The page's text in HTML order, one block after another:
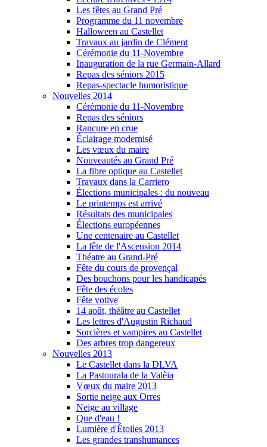
Les fêtes au Grand Pré
Programme du 11 novembre
Halloween au Castellet
Travaux au jardin de Clément
Cérémonie du 11-Novembre
Inauguration de la rue Germain-Allard
Repas des séniors 2015
Repas-spectacle humoristique
Nouvelles 2014
Cérémonie du 11-Novembre
Repas des séniors
Rancure en crue
Éclairage modernisé
Les vœux du maire
Nouveautés au Grand Pré
La fibre optique au Castellet
Travaux dans la Carriero
Élections municipales : du nouveau
Le printemps est arrivé
Résultats des municipales
Élections européennes
Une centenaire au Castellet
La fête de l'Ascension 2014
Théatre au Grand-Pré
Fête du cours de provençal
Des bouchons pour les handicapés
Fête des écoles
Fête votive
14 août, théâtre au Castellet
Les lettres d'Augustin Richaud
Sorcières et vampires au Castellet
Des arbres trop dangereux
Nouvelles 2013
Le Castellet dans la DLVA
La Pastourala de la Valèia
Vœux du maire 2013
Sortie neige aux Orres
Neige au village
Que d'eau !
Lumière d'Étoiles 2013
Les grandes transhumances